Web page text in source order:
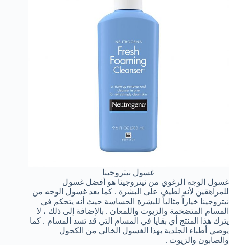
غسول نيتروجينا
غسول الوجه الرغوي من نيتروجينا هو أفضل غسول
للمراهقين لأنه لطيف على البشرة . كما يعد غسول الوجه من
نيتروجينا خياراً مثالياً للبشرة الحساسة حيث أنه يتحكم في
المسام المتضخمة والزيوت واللمعان . بالإضافة إلى ذلك ، لا
يترك هذا المنتج أي بقايا في المسام التي قد تسد المسام . كما
يوصي أطباء الجلدية بهذا الغسول الخالي من الكحول
والصابون والزيوت .